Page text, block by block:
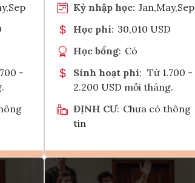
-
Kỳ nhập học: Jan,May,Sep
Học phí: 30,010 USD
Học bổng: Có
Sinh hoạt phí: Từ 1.700 -
2.200 USD mỗi tháng.
ĐỊNH CƯ: Chưa có thông
tin
Ghi danh